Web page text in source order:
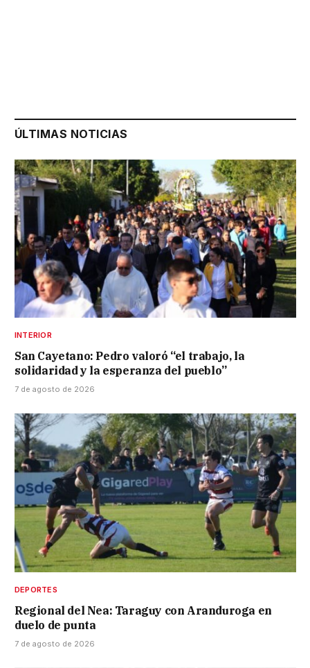
ÚLTIMAS NOTICIAS
INTERIOR
San Cayetano: Pedro valoró “el trabajo, la
solidaridad y la esperanza del pueblo”
7 de agosto de 2026
DEPORTES
Regional del Nea: Taraguy con Aranduroga en
duelo de punta
7 de agosto de 2026